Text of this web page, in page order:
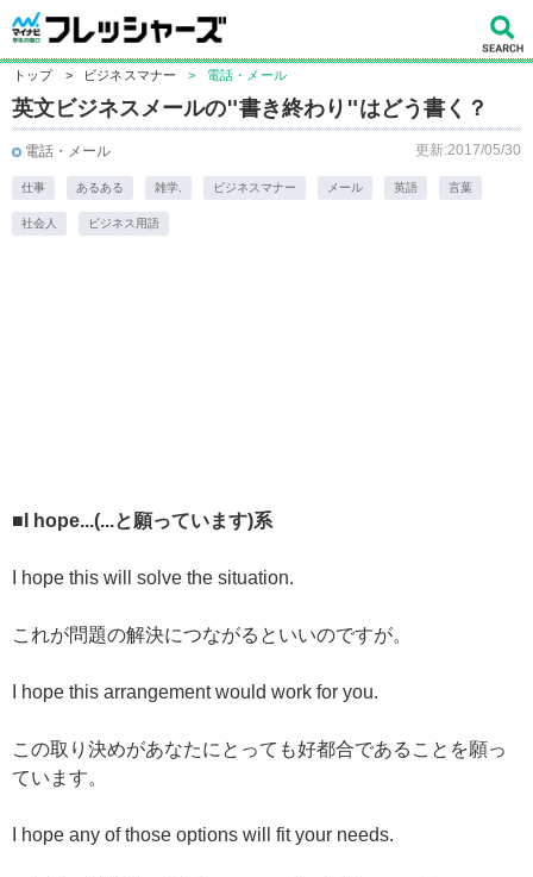
トップ > ビジネスマナー > 電話・メール
英文ビジネスメールの"書き終わり"はどう書く？
電話・メール 更新:2017/05/30
仕事 あるある 雑学. ビジネスマナー メール 英語 言葉
社会人 ビジネス用語
■I hope...(...と願っています)系
I hope this will solve the situation.
これが問題の解決につながるといいのですが。
I hope this arrangement would work for you.
この取り決めがあなたにとっても好都合であることを願っ
ています。
I hope any of those options will fit your needs.